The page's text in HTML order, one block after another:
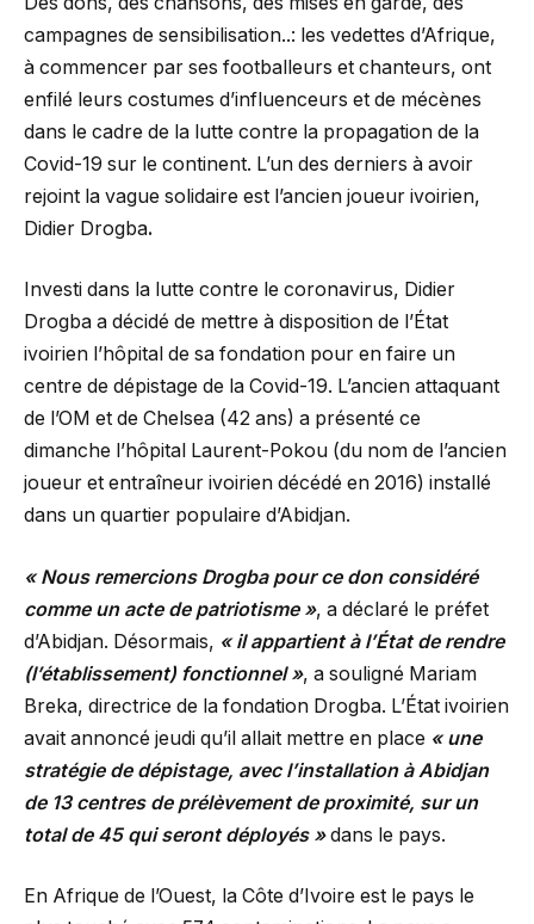
campagnes de sensibilisation..: les vedettes d’Afrique,
à commencer par ses footballeurs et chanteurs, ont
enfilé leurs costumes d’influenceurs et de mécènes
dans le cadre de la lutte contre la propagation de la
Covid-19 sur le continent. L’un des derniers à avoir
rejoint la vague solidaire est l’ancien joueur ivoirien,
Didier Drogba.
Investi dans la lutte contre le coronavirus, Didier
Drogba a décidé de mettre à disposition de l’État
ivoirien l’hôpital de sa fondation pour en faire un
centre de dépistage de la Covid-19. L’ancien attaquant
de l’OM et de Chelsea (42 ans) a présenté ce
dimanche l’hôpital Laurent-Pokou (du nom de l’ancien
joueur et entraîneur ivoirien décédé en 2016) installé
dans un quartier populaire d’Abidjan.
« Nous remercions Drogba pour ce don considéré
comme un acte de patriotisme », a déclaré le préfet
d’Abidjan. Désormais, « il appartient à l’État de rendre
(l’établissement) fonctionnel », a souligné Mariam
Breka, directrice de la fondation Drogba. L’État ivoirien
avait annoncé jeudi qu’il allait mettre en place « une
stratégie de dépistage, avec l’installation à Abidjan
de 13 centres de prélèvement de proximité, sur un
total de 45 qui seront déployés »dans le pays.
En Afrique de l’Ouest, la Côte d’Ivoire est le pays le